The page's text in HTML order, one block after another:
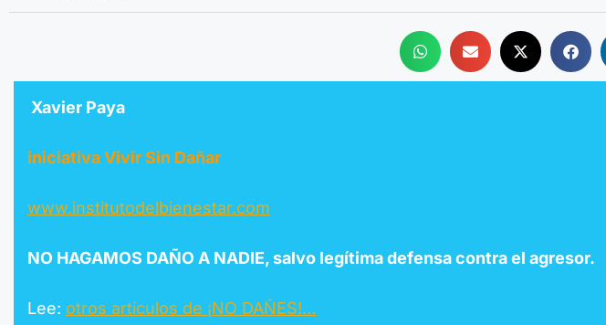
Xavier Paya
iniciativa Vivir Sin Dañar
www.institutodelbienestar.com
NO HAGAMOS DAÑO A NADIE, salvo legítima defensa contra el agresor.
Lee: otros artículos de ¡NO DAÑES!…